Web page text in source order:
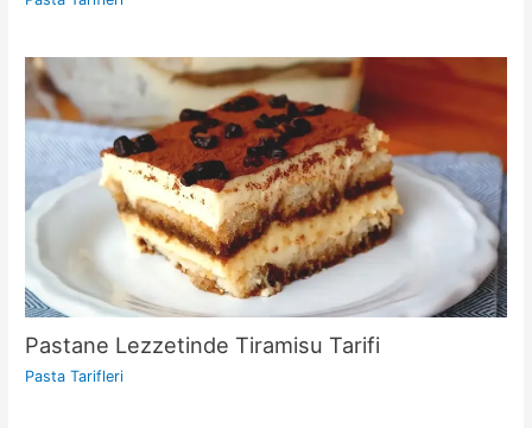
Pastane Lezzetinde Tiramisu Tarifi
Pasta Tarifleri